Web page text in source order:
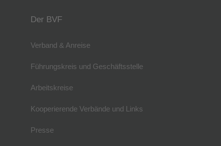
Der BVF
Verband & Anreise
Führungskreis und Geschäftsstelle
Arbeitskreise
Kooperierende Verbände und Links
Presse